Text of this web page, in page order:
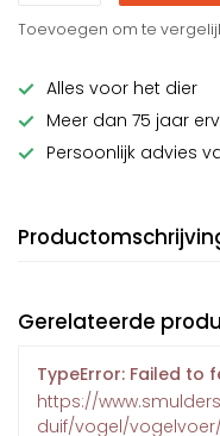
Toevoegen om te
Alles voor het dier
Meer dan 75 jaar
Persoonlijk advies
Gerelateerde
TypeError: Failed to
https://
duif/vogel/